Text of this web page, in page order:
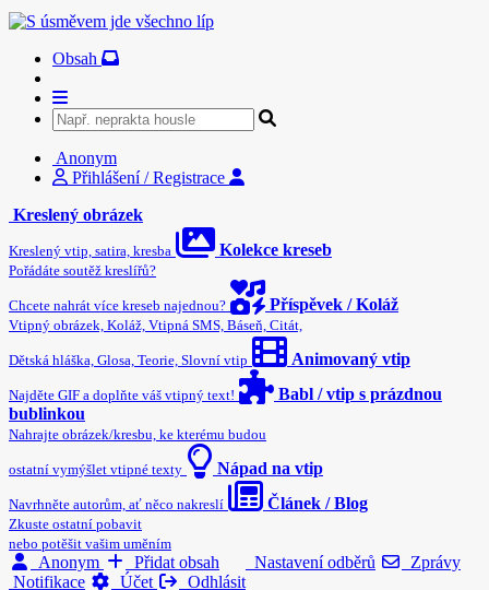
Obsah
Anonym
Přihlášení / Registrace
Kreslený obrázek
Kreslený vtip, satira, kresba Kolekce kreseb
Pořádáte soutěž kreslířů?
Chcete nahrát více kreseb najednou? Příspěvek / Koláž
Vtipný obrázek, Koláž, Vtipná SMS, Báseň, Citát,
Dětská hláška, Glosa, Teorie, Slovní vtip Animovaný vtip
Najděte GIF a doplňte váš vtipný text!
Babl / vtip s prázdnou
bublinkou
Nahrajte obrázek/kresbu, ke kterému budou
ostatní vymýšlet vtipné texty Nápad na vtip
Navrhněte autorům, ať něco nakreslí Článek / Blog
Zkuste ostatní pobavit
nebo potěšit vašim uměním
Anonym Přidat obsah Nastavení odběrů
Zprávy
Notifikace
Účet Odhlásit